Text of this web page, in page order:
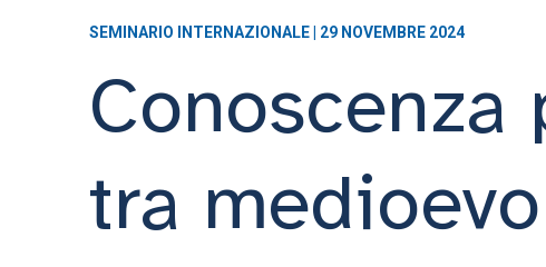
SEMINARIO INTERNAZIONALE | 29 NOVEMBRE 2024
tra